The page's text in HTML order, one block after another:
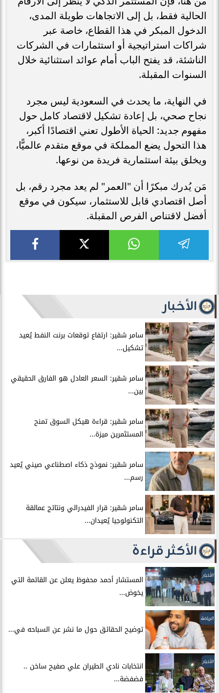
الحالية فقط، بل إلى الاتجاهات طويلة المدى،
الدخول المبكر في هذا القطاع، خاصة عبر
شراكات استراتيجية أو استثمارات في الشركات
الناشئة، قد يفتح الباب أمام عوائد استثنائية خلال
السنوات المقبلة.
في النهاية، ما يحدث في السعودية ليس مجرد
نجاح صحي، بل إعادة تشكيل لاقتصاد كامل حول
مفهوم جديد: الحياة الأطول تعني اقتصادًا أكبر،
هذا التحول يضع المملكة في موقع متقدم عالميًّا،
ويخلق بيئة استثمارية فريدة من نوعها.
مَن يُدرك مبكرًا أن "العمر" لم يعد مجرد رقم، بل
أصل اقتصادي قابل للاستثمار، سيكون في موقع
أفضل لاقتناص الفرص المقبلة.
الأخبار
سامر شقير: ارتفاع توقعات برنت النفط يُعيد
تشكيل...
سامر شقير: السعر العادل هو الفارق الحقيقي
بين...
سامر شقير: قراءة هيكل السوق تمنح
المستثمرين ميزة...
سامر شقير: نموذج ذكاء اصطناعي صيني يُعيد
رسم...
سامر شقير: قرار الفيدرالي ونتائج عمالقة
التكنولوجيا يُعيدان...
الأكثر قراءة
الأخبار
المستشار أحمد محفوظ يعلن عن القائمة التي
يخوض...
الرياضة
توضيح الحقائق حول ما نشر عن السباحه في...
الأخبار
انتخابات نادي الطيران علي صفيح ساخن ..
فضفضة...